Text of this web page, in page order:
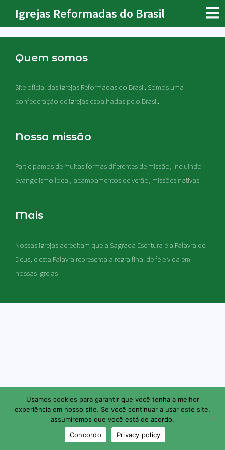
Igrejas Reformadas do Brasil
Quem somos
Site oficial das Igrejas Reformadas do Brasil. Somos uma
confederação de igrejas espalhadas pelo Brasil.
Nossa missão
Participamos de muitas formas diferentes de missão, incluindo
evangelismo local, acampamentos de verão, missões nativas.
Mais
Nossas igrejas acreditam que a Sagrada Escritura é a Palavra de
Deus, e esta Palavra representa a regra final de fé e vida em
nossas igrejas
Usamos cookies para garantir que você tenha a melhor
experiência em nosso site. Se você continuar a usar este site,
assumiremos que você está de acordo.
Concordo
Privacy policy